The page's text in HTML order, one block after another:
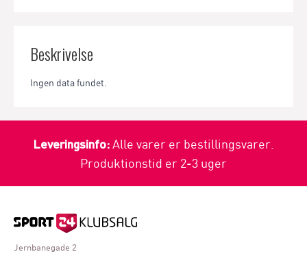
Beskrivelse
Ingen data fundet.
Leveringsinfo:Alle varer er bestillingsvarer.
Produktionstid er 2-3 uger
Jernbanegade 2